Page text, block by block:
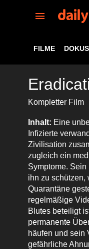
FILME DOKUS
Kompletter Film
Inhalt: Eine
Infizierte
Zivilisation
zugleich ein
Symptome.
ihn zu schützen,
Quarantäne
regelmäßige
Blutes beteiligt
permanente
häufen und sein
gefährliche